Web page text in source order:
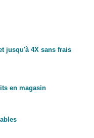
jusqu'à 4X sans frais
en magasin